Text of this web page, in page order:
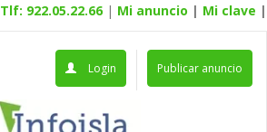
Tlf: 922.05.22.66 | Mi anuncio | Mi clave |
Publicar anuncio
Login